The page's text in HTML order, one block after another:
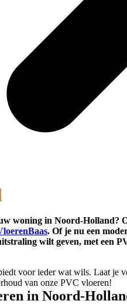
woning in Noord-Holland?
. Of je nu een
wilt geven, met een
voor ieder wat wils. Laat je
van onze PVC vloeren!
in Noord-